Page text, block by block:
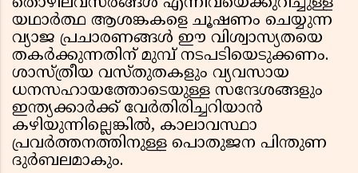
യഥാർത്ഥ ആശങ്കകളെ ചൂഷണം ചെയ്യുന്ന
വ്യാജ പ്രചാരണങ്ങൾ ഈ വിശ്വാസ്യതയെ
തകർക്കുന്നതിന് മുമ്പ് നടപടിയെടുക്കണം.
ശാസ്ത്രീയ വസ്തുതകളും വ്യവസായ
ധനസഹായത്തോടെയുള്ള സന്ദേശങ്ങളും
ഇന്ത്യക്കാർക്ക് വേർതിരിച്ചറിയാൻ
കഴിയുന്നില്ലെങ്കിൽ, കാലാവസ്ഥാ
പ്രവർത്തനത്തിനുള്ള പൊതുജന പിന്തുണ
ദുർബലമാകും.